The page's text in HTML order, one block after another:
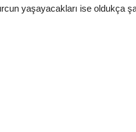
yaşayacakları ise oldukça